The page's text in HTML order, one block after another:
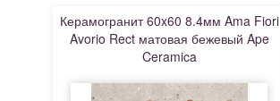
Керамогранит 60x60 8.4мм Ama Fiori
Avorio Rect матовая бежевый Ape
Ceramica